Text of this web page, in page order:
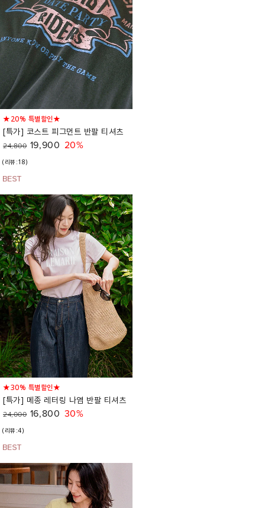
★20% 특별할인★
[특가] 코스트 피그먼트 반팔 티셔츠
24,800 19,900 20%
(리뷰:18)
★30% 특별할인★
[특가] 메종 레터링 나염 반팔 티셔츠
24,000 16,800 30%
(리뷰:4)